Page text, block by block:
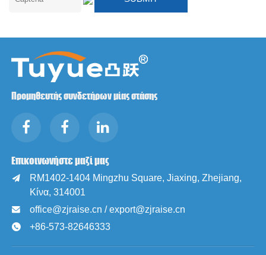
Προμηθευτής συνδετήρων μίας στάσης
Επικοινωνήστε μαζί μας

RM1402-1404 Mingzhu Square, Jiaxing, Zhejiang,
Κίνα, 314001
 office@zjraise.cn / export@zjraise.cn
 +86-573-82646333